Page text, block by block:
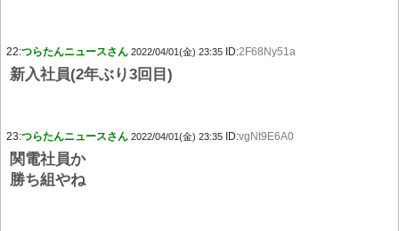
22:つらたんニュースさん 2022/04/01(金) 23:35 ID:2F68Ny51a
新入社員(2年ぶり3回目)
23:つらたんニュースさん 2022/04/01(金) 23:35 ID:vgNt9E6A0
関電社員か
勝ち組やね